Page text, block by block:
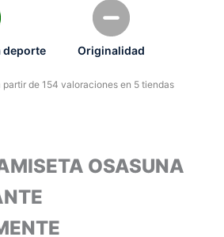
deporte Originalidad
partir de 154 valoraciones en 5 tiendas
OSASUNA